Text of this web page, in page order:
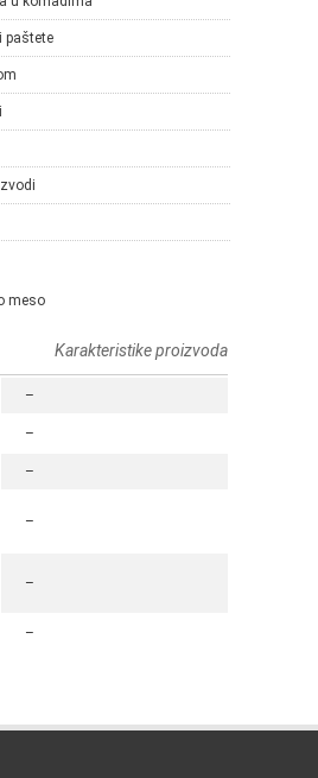
paštete
Karakteristike proizvoda
–
–
–
–
–
–